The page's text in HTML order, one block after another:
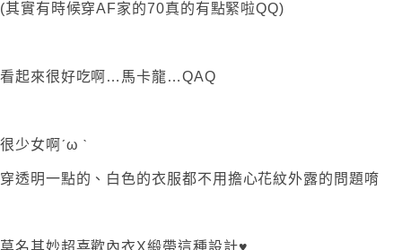
(其實有時候穿AF家的70真的有點緊啦QQ)
看起來很好吃啊…馬卡龍…QAQ
很少女啊ˊω ˋ
穿透明一點的、白色的衣服都不用擔心花紋外露的問題唷
莫名其妙超喜歡內衣X緞帶這種設計♥